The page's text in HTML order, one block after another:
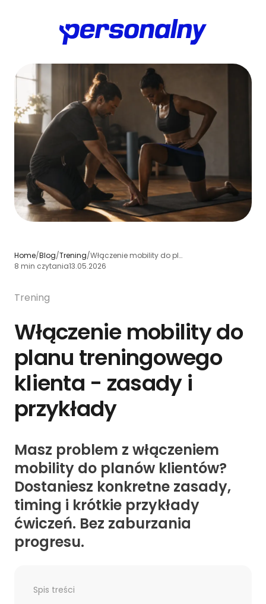
Home/Blog/Trening/
Włączenie mobility do planu treningowego klienta - zasady i przykłady
8 min czytania13.05.2026
Trening
Włączenie mobility do
planu treningowego
klienta - zasady i
przykłady
Masz problem z włączeniem
mobility do planów klientów?
Dostaniesz konkretne zasady,
timing i krótkie przykłady
ćwiczeń. Bez zaburzania
progresu.
Spis treści